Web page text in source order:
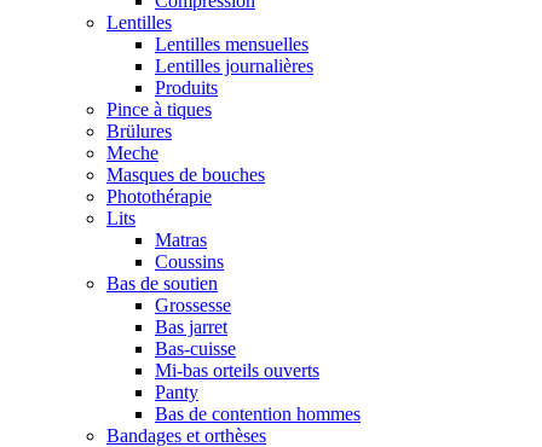
Lentilles
Lentilles mensuelles
Lentilles journalières
Produits
Pince à tiques
Brülures
Meche
Masques de bouches
Photothérapie
Lits
Matras
Coussins
Bas de soutien
Grossesse
Bas jarret
Bas-cuisse
Mi-bas orteils ouverts
Panty
Bas de contention hommes
Bandages et orthèses